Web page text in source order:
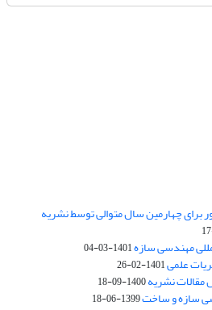
چهارمین سال متوالی توسط نشریه
مهندسی سازه1401-03-04
علمی1401-02-26
نشریه1400-09-18
1399-06-18